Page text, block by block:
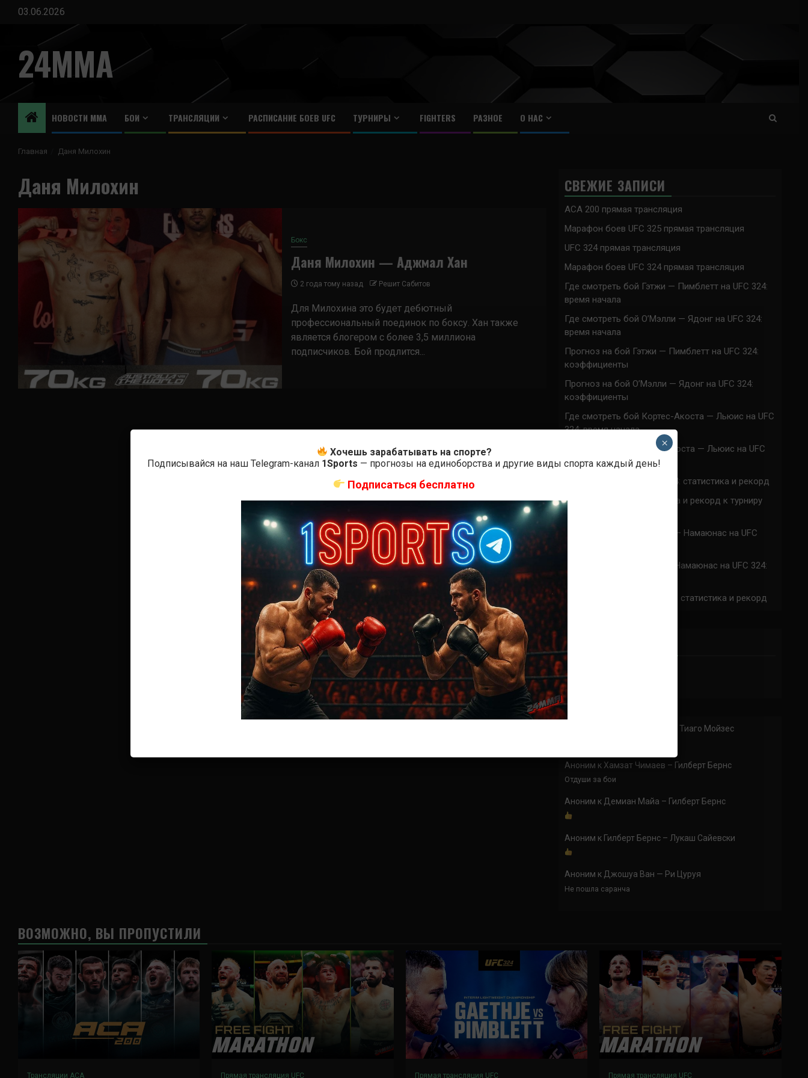
Перейти
содержимому
03.06.2026
24MMA
НОВОСТИ ММА БОИ ТРАНСЛЯЦИИ РАСПИСАНИЕ БОЕВ UFC ТУРНИРЫ FIGHTERS РАЗНОЕ О НАС
Главная Даня Милохин
Даня Милохин
Бокс
Даня Милохин — Аджмал Хан
2 года тому назад Решит Сабитов
Для Милохина это будет дебютный
профессиональный поединок по боксу. Хан также
является блогером с более 3,5 миллиона
подписчиков. Бой продлится...
СВЕЖИЕ ЗАПИСИ
ACA 200 прямая трансляция
Марафон боев UFC 325 прямая трансляция
UFC 324 прямая трансляция
Марафон боев UFC 324 прямая трансляция
Где смотреть бой Гэтжи — Пимблетт на UFC 324:
время начала
Где смотреть бой О’Мэлли — Ядонг на UFC 324:
время начала
Прогноз на бой Гэтжи — Пимблетт на UFC 324:
коэффициенты
Прогноз на бой О’Мэлли — Ядонг на UFC 324:
коэффициенты
Где смотреть бой Кортес-Акоста — Льюис на UFC
324: время начала
Прогноз на бой Кортес-Акоста — Льюис на UFC
324: коэффициенты
Наталья Сильва на UFC 324: статистика и рекорд
Роуз Намаюнас: статистика и рекорд к турниру
UFC 324
Где смотреть бой Сильва — Намаюнас на UFC
Прогноз на бой Сильва — Намаюнас на UFC 324:
Арнольд Аллен на UFC 324: статистика и рекорд
ПРИСОЕДИНЯЙСЯ
Бенуа Сен-Дени — Тиаго Мойзес
Аноним к Хамзат Чимаев – Гилберт Бернс
Отдуши за бои
Аноним к Демиан Майа – Гилберт Бернс
Аноним к Гилберт Бернс – Лукаш Сайевски
Аноним к Джошуа Ван — Ри Цуруя
Не пошла саранча
ВОЗМОЖНО, ВЫ ПРОПУСТИЛИ
Трансляции ACA Прямая трансляция UFC Прямая трансляция UFC Прямая трансляция UFC
Хочешь зарабатывать на спорте?
Подписывайся на наш Telegram-канал 1Sports — прогнозы на единоборства и другие виды спорта каждый день!
Подписаться бесплатно
×